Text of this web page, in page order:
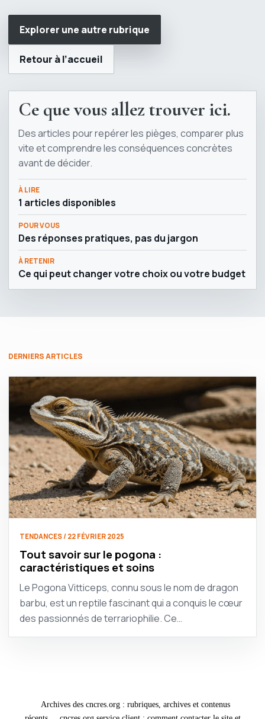
Explorer une autre rubrique
Retour à l’accueil
Ce que vous allez trouver ici.
Des articles pour repérer les pièges, comparer plus
vite et comprendre les conséquences concrètes
avant de décider.
À LIRE
1 articles disponibles
POUR VOUS
Des réponses pratiques, pas du jargon
À RETENIR
Ce qui peut changer votre choix ou votre budget
DERNIERS ARTICLES
TENDANCES / 22 FÉVRIER 2025
Tout savoir sur le pogona :
caractéristiques et soins
Le Pogona Vitticeps, connu sous le nom de dragon
barbu, est un reptile fascinant qui a conquis le cœur
des passionnés de terrariophilie. Ce…
Archives des cncres.org : rubriques, archives et contenus